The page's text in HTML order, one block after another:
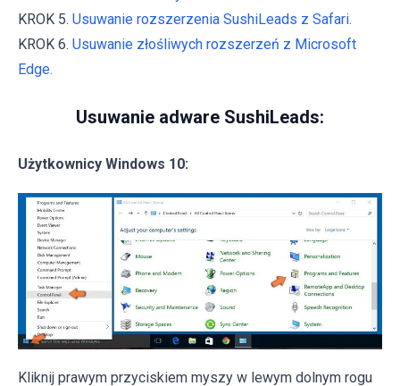
KROK 5. Usuwanie rozszerzenia SushiLeads z Safari.
KROK 6. Usuwanie złośliwych rozszerzeń z Microsoft
Edge.
Usuwanie adware SushiLeads:
Użytkownicy Windows 10:
Kliknij prawym przyciskiem myszy w lewym dolnym rogu